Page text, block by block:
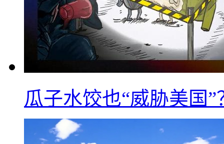
瓜子水饺也“威胁美国”